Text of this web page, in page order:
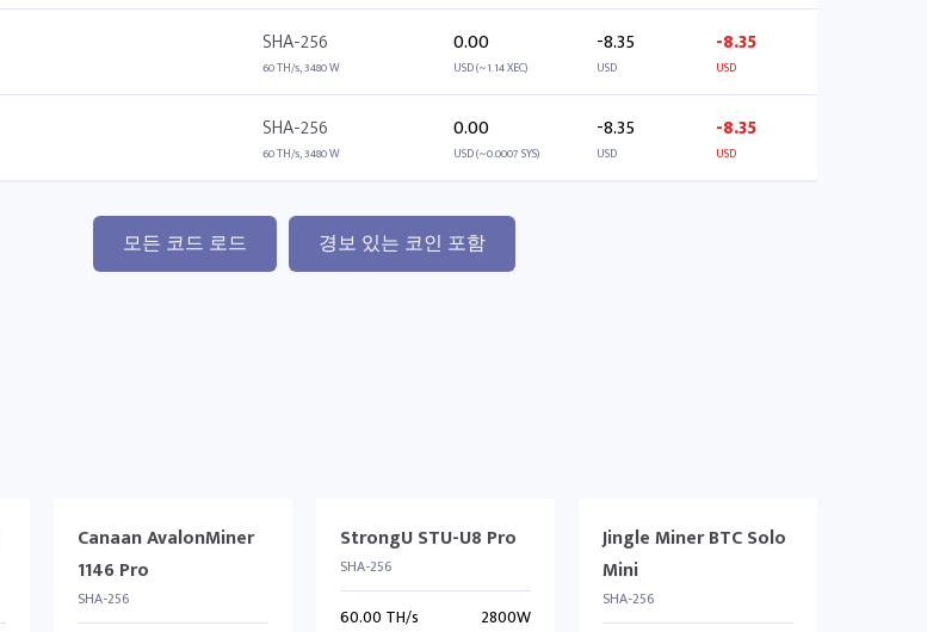
SHA-256
60 TH/s, 3480 W
0.00
USD (~1.14 XEC)
-8.35
USD
-8.35
USD
SHA-256
60 TH/s, 3480 W
0.00
USD (~0.0007 SYS)
-8.35
USD
-8.35
USD
모든 코드 로드 경보 있는 코인 포함
Canaan AvalonMiner
1146 Pro
SHA-256
StrongU STU-U8 Pro
SHA-256
60.00 TH/s 2800W
Jingle Miner BTC Solo
Mini
SHA-256